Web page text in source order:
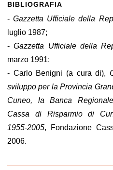
BIBLIOGRAFIA
-Gazzetta Ufficiale della
luglio 1987;
-Gazzetta Ufficiale della
marzo 1991;
- Carlo Benigni (a cura di),
sviluppo per la Provincia
Cuneo, la Banca
Cassa di Risparmio di
1955-2005, Fondazione
2006.